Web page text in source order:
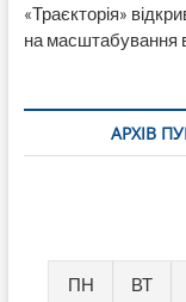
«Траєкторія»
на масштабування
АРХІВ
ПН ВТ